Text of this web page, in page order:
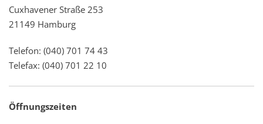
Cuxhavener Straße 253
21149 Hamburg
Telefon: (040) 701 74 43
Telefax: (040) 701 22 10
Öffnungszeiten